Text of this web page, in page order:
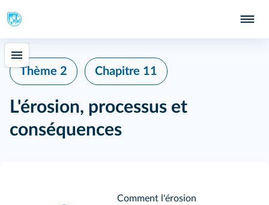
Thème 2 Chapitre 11
L'érosion, processus et
conséquences
Comment l'érosion